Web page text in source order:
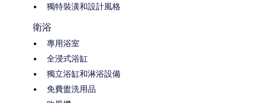
獨特裝潢和設計風格
衛浴
專用浴室
全浸式浴缸
獨立浴缸和淋浴設備
免費盥洗用品